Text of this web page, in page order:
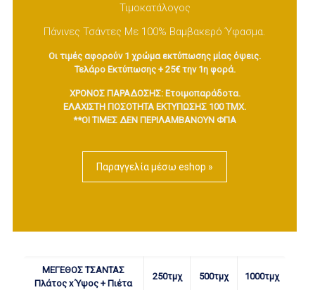
Τιμοκατάλογος
Πάνινες Τσάντες Με 100% Βαμβακερό Ύφασμα.
Οι τιμές αφορούν 1 χρώμα εκτύπωσης μίας όψεις.
Τελάρο Εκτύπωσης + 25€ την 1η φορά.
ΧΡΟΝΟΣ ΠΑΡΑΔΟΣΗΣ: Ετοιμοπαράδοτα.
ΕΛΑΧΙΣΤΗ ΠΟΣΟΤΗΤΑ ΕΚΤΥΠΩΣΗΣ 100 ΤΜΧ.
**ΟΙ ΤΙΜΕΣ ΔΕΝ ΠΕΡΙΛΑΜΒΑΝΟΥΝ ΦΠΑ
Παραγγελία μέσω eshop »
ΜΕΓΕΘΟΣ ΤΣΑΝΤΑΣ
Πλάτος x Ύψος + Πιέτα
250τμχ 500τμχ 1000τμχ